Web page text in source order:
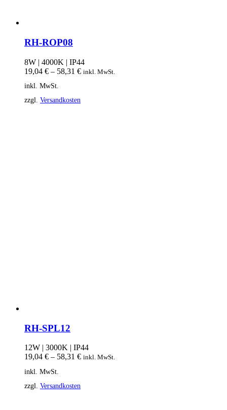
RH-ROP08
8W | 4000K | IP44
19,04 € – 58,31 € inkl. MwSt.
inkl. MwSt.
zzgl. Versandkosten
RH-SPL12
12W | 3000K | IP44
19,04 € – 58,31 € inkl. MwSt.
inkl. MwSt.
zzgl. Versandkosten